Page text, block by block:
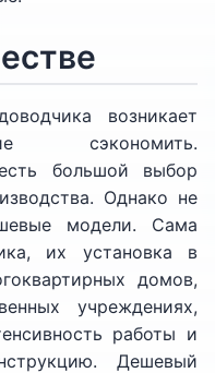
возникает
сэкономить.
большой выбор
Однако не
модели. Сама
их установка в
домов,
учреждениях,
работы и
Дешевый